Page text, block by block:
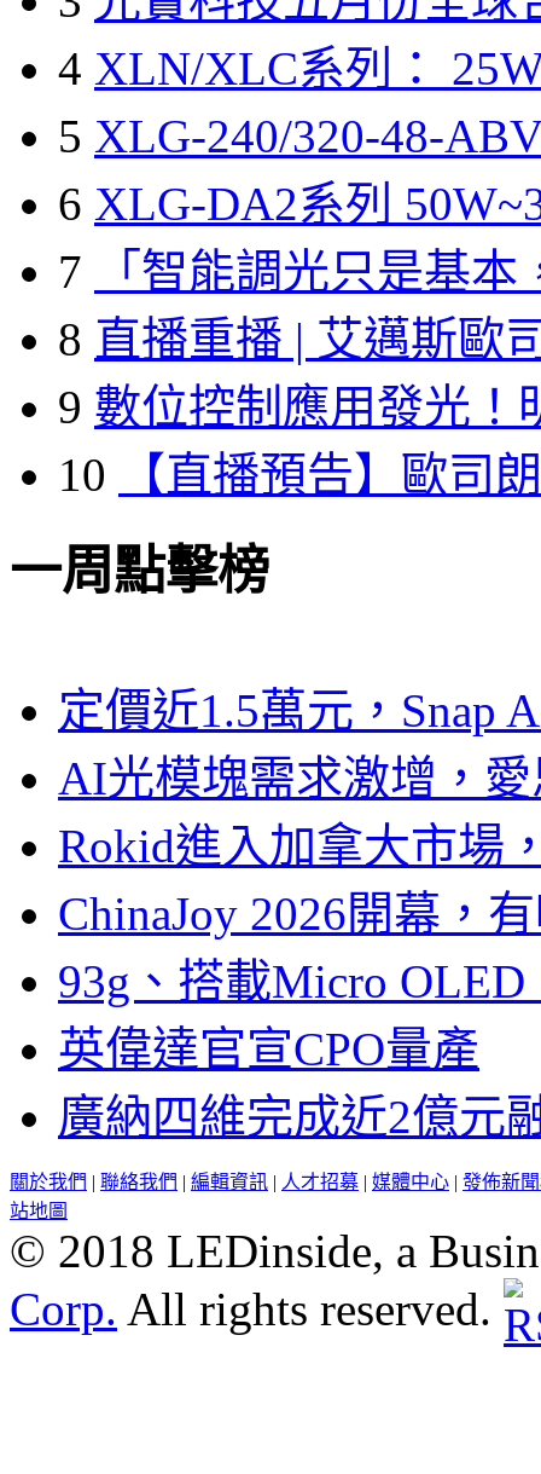
4 XLN/XLC系列：
5 XLG-240/320-48-
6 XLG-DA2系列
7
「智能調光只是基本
8 直播重播 | 艾邁斯歐
9 數位控制應用發光！
10
【直播預告】歐司
一周點擊榜
定價近1.5萬元，Snap
AI光模塊需求激增，
Rokid進入加拿大市場
ChinaJoy 2026開幕，
93g、搭載Micro
英偉達官宣CPO量產
廣納四維完成近2億元
關於我們 | 聯絡我們 | 編輯資訊 | 人才招募 | 媒體中心 | 發佈新
站地圖
© 2018 LEDinside, a
Corp. All rights reserved.